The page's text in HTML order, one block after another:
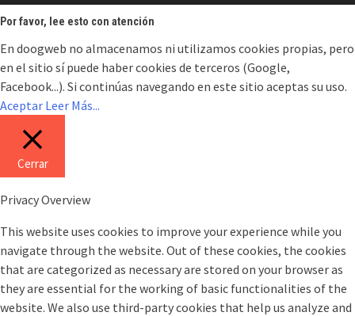
Por favor, lee esto con atención
En doogweb no almacenamos ni utilizamos cookies propias, pero
en el sitio sí puede haber cookies de terceros (Google,
Facebook...). Si continúas navegando en este sitio aceptas su uso.
Aceptar Leer Más...
Cerrar
Privacy Overview
This website uses cookies to improve your experience while you
navigate through the website. Out of these cookies, the cookies
that are categorized as necessary are stored on your browser as
they are essential for the working of basic functionalities of the
website. We also use third-party cookies that help us analyze and